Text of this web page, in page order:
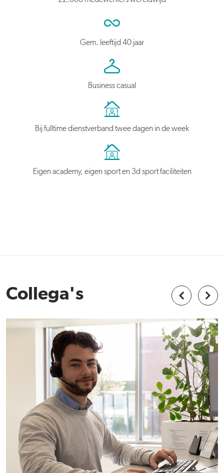
Gem. leeftijd 40 jaar
Business casual
Bij fulltime dienstverband twee dagen in de week
Eigen academy, eigen sport en 3d sport faciliteiten
Collega's